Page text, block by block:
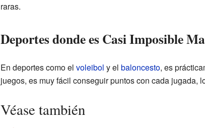
raras.
Deportes donde es Casi Imposible
En deportes como el voleibol y el baloncesto, es
juegos, es muy fácil conseguir puntos con cada jugada,
Véase también